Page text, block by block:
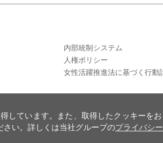
内部統制システム
人権ポリシー
女性活躍推進法に基づく行動
しています。また、取得したクッキーを
い。詳しくは当社グループのプライバシ